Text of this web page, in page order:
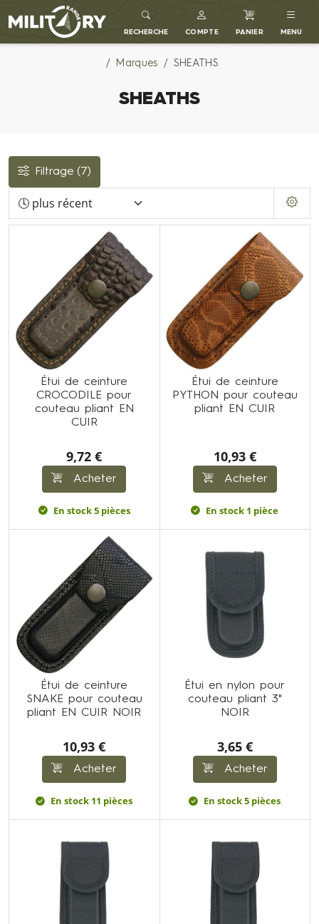
MILITARY RANGE FR
RECHERCHE COMPTE PANIER MENU
Marques SHEATHS
SHEATHS
Filtrage (7)
Étui de ceinture
CROCODILE pour
couteau pliant EN
CUIR
9,72 €
Acheter
En stock 5 pièces
Étui de ceinture
PYTHON pour couteau
pliant EN CUIR
10,93 €
Acheter
En stock 1 pièce
Étui de ceinture
SNAKE pour couteau
pliant EN CUIR NOIR
10,93 €
Acheter
En stock 11 pièces
Étui en nylon pour
couteau pliant 3"
NOIR
3,65 €
Acheter
En stock 5 pièces